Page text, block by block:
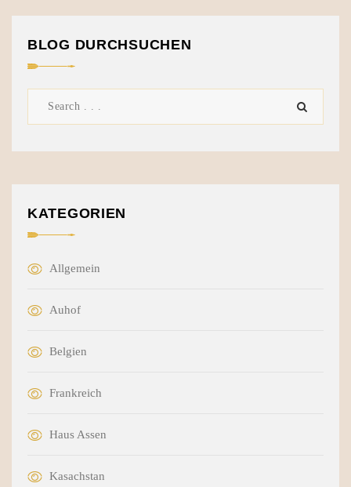
BLOG DURCHSUCHEN
KATEGORIEN
Allgemein
Auhof
Belgien
Frankreich
Haus Assen
Kasachstan